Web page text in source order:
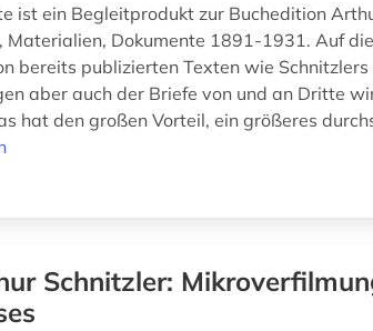
ist ein Begleitprodukt zur Buchedition
Materialien, Dokumente 1891-1931. Auf
bereits publizierten Texten wie
aber auch der Briefe von und an Dritte
hat den großen Vorteil, ein größeres
Schnitzler: